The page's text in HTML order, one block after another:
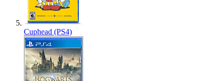
Cuphead (PS4)